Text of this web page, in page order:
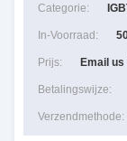
Categorie:
In-Voorraad:
Prijs: Email
Betalingswijze:
Verzendmethode: